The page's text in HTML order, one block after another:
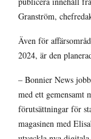
Granström,
Även för
2024, är den
– Bonnier News
med ett gemensamt
förutsättningar för
magasinen med